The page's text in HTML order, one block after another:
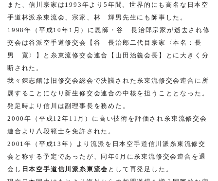
また、信川宗家は1993年より5年間。世界的にも高名な日本空
手道林派糸東流会、宗家、林 輝男先生にも師事した。
1998年（平成10年1月）に恩師・谷 長治郎宗家が逝去され修
交会は谷派空手道修交会【谷 長治郎二代目宗家〈本名：長
男 寛〉】と糸東流修交会連合【山田治義会長】とに大きく分
断された。
我々錬志館は旧修交会総会で決議された糸東流修交会連合に所
属することになり新生修交会連合の中核を担うこととなった。
発足時より信川は副理事長を務めた。
2000年（平成12年11月）に高い技術を評価され糸東流修交会
連合より八段範士を免許された。
2001年（平成13年）より流派を日本空手道信川派糸東流修交
会と称する予定であったが、同年6月に糸東流修交会連合を退
会し 日本空手道信川派糸東流会 として再発足した。